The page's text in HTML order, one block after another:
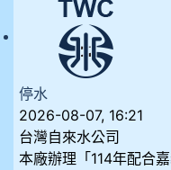
停水
2026-08-07, 16:21
台灣自來水公司
本廠辦理「114年配合